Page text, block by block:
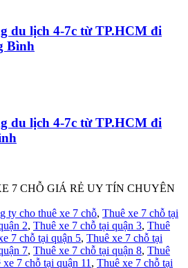
du lịch 4-7c từ TP.HCM đi
Bình
du lịch 4-7c từ TP.HCM đi
7 CHỖ GIÁ RẺ UY TÍN CHUYÊN
ty cho thuê xe 7 chỗ, Thuê xe 7 chỗ tại
2, Thuê xe 7 chỗ tại quận 3, Thuê
7 chỗ tại quận 5, Thuê xe 7 chỗ tại
7, Thuê xe 7 chỗ tại quận 8, Thuê
xe 7 chỗ tại quận 11 , Thuê xe 7 chỗ tại